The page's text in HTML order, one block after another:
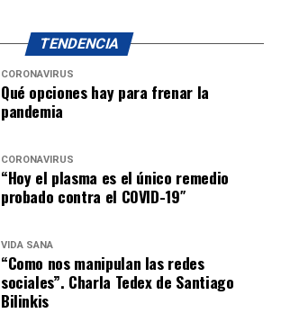
TENDENCIA
CORONAVIRUS
Qué opciones hay para frenar la
pandemia
CORONAVIRUS
“Hoy el plasma es el único remedio
probado contra el COVID-19″
VIDA SANA
“Como nos manipulan las redes
sociales”. Charla Tedex de Santiago
Bilinkis